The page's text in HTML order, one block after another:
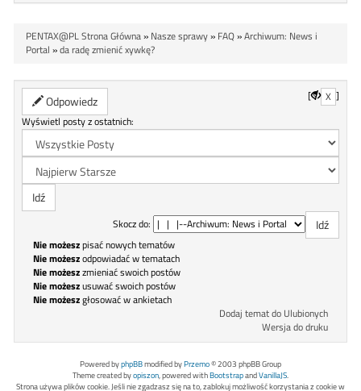
PENTAX@PL Strona Główna» Nasze sprawy» FAQ»Archiwum: News i
Portal »da radę zmienić xywkę?
Odpowiedz [ X ]
Wyświetl posty z ostatnich:
Skocz do:
Nie możeszpisać nowych tematów
Nie możeszodpowiadać w tematach
Nie możeszzmieniać swoich postów
Nie możeszusuwać swoich postów
Nie możeszgłosować w ankietach
Dodaj temat do Ulubionych
Wersja do druku
Powered byphpBBmodified byPrzemo© 2003 phpBB Group
Theme created byopiszon, powered withBootstrapandVanillaJS.
Strona używa plików cookie. Jeśli nie zgadzasz się na to, zablokuj możliwość korzystania z cookie w